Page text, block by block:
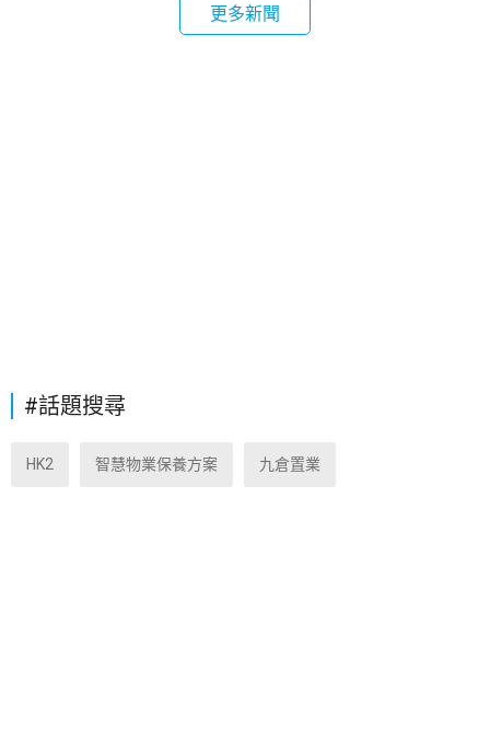
更多新聞
#話題搜尋
HK2 智慧物業保養方案 九倉置業